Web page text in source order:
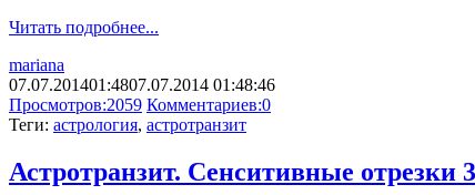
Читать подробнее...
mariana
07.07.201401:4807.07.2014 01:48:46
Просмотров:2059 Комментариев:0
Теги: астрология, астротранзит
Астротранзит. Сенситивные отрезки